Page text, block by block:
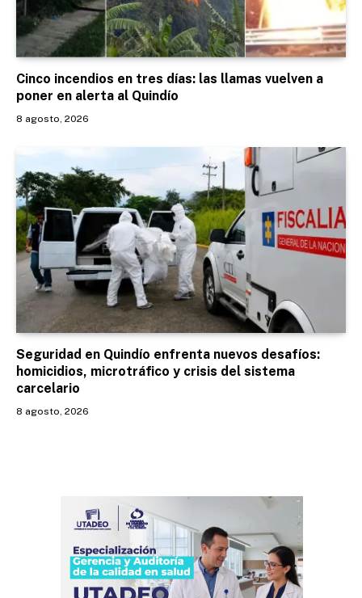
Cinco incendios en tres días: las llamas vuelven a
poner en alerta al Quindío
8 agosto, 2026
Seguridad en Quindío enfrenta nuevos desafíos:
homicidios, microtráfico y crisis del sistema
carcelario
8 agosto, 2026